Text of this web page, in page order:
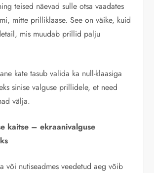
teised näevad sulle otsa vaadates
mitte prilliklaase. See on väike, kuid
mis muudab prillid palju
kate tasub valida ka null-klaasiga
sinise valguse prillidele, et need
välja.
kaitse – ekraanivalguse
või nutiseadmes veedetud aeg võib